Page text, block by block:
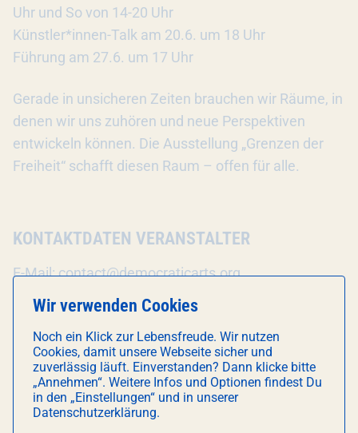
Uhr und So von 14-20 Uhr
Künstler*innen-Talk am 20.6. um 18 Uhr
Führung am 27.6. um 17 Uhr
Gerade in unsicheren Zeiten brauchen wir Räume, in
denen wir uns zuhören und neue Perspektiven
entwickeln können. Die Ausstellung „Grenzen der
Freiheit“ schafft diesen Raum – offen für alle.
KONTAKTDATEN VERANSTALTER
E-Mail:contact@democraticarts.org
Webseite:https://democraticarts.org
DAS KÖNNTE DICH AUCH
Wir verwenden Cookies
Noch ein Klick zur Lebensfreude. Wir nutzen
Cookies, damit unsere Webseite sicher und
zuverlässig läuft. Einverstanden? Dann klicke bitte
„Annehmen“. Weitere Infos und Optionen findest Du
in den „Einstellungen“ und in unserer
Datenschutzerklärung.